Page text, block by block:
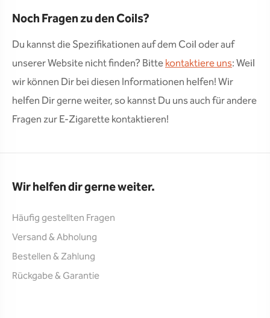
Noch Fragen zu den Coils?
Du kannst die Spezifikationen auf dem Coil oder auf
unserer Website nicht finden? Bittekontaktiere uns: Weil
wir können Dir bei diesen Informationen helfen! Wir
helfen Dir gerne weiter, so kannst Du uns auch für andere
Fragen zur E-Zigarette kontaktieren!
Wir helfen dir gerne weiter.
Häufig gestellten Fragen
Versand & Abholung
Bestellen & Zahlung
Rückgabe & Garantie